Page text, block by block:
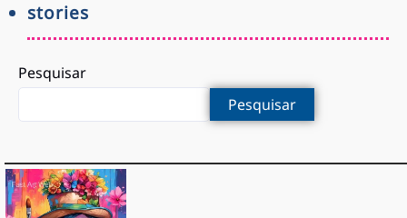
stories
Pesquisar
Pesquisar